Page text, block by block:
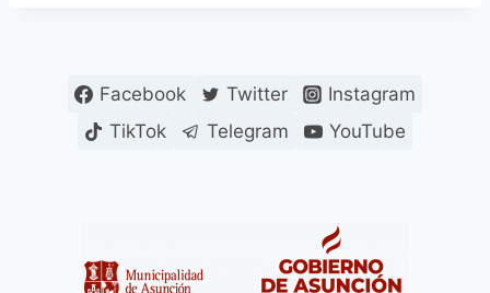
Facebook Twitter
Instagram
TikTok
Telegram YouTube